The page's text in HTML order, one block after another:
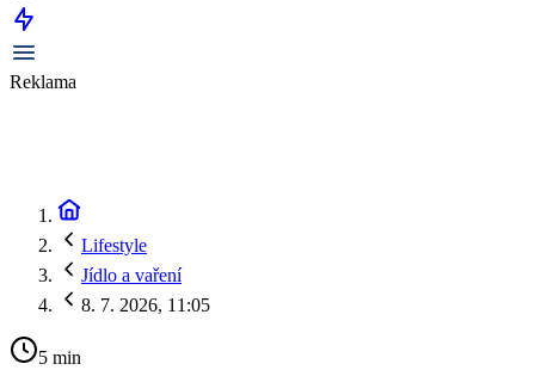
Reklama
Lifestyle
Jídlo a vaření
8. 7. 2026, 11:05
5 min